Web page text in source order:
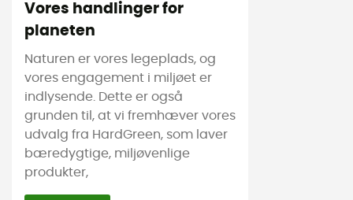
Vores handlinger for
planeten
Naturen er vores legeplads, og
vores engagement i miljøet er
indlysende. Dette er også
grunden til, at vi fremhæver vores
udvalg fra HardGreen, som laver
bæredygtige, miljøvenlige
produkter,